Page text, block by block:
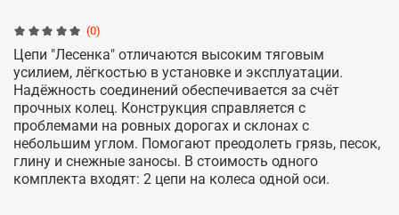
(0)
Цепи "Лесенка" отличаются высоким тяговым
усилием, лёгкостью в установке и эксплуатации.
Надёжность соединений обеспечивается за счёт
прочных колец. Конструкция справляется с
проблемами на ровных дорогах и склонах с
небольшим углом. Помогают преодолеть грязь, песок,
глину и снежные заносы. В стоимость одного
комплекта входят: 2 цепи на колеса одной оси.